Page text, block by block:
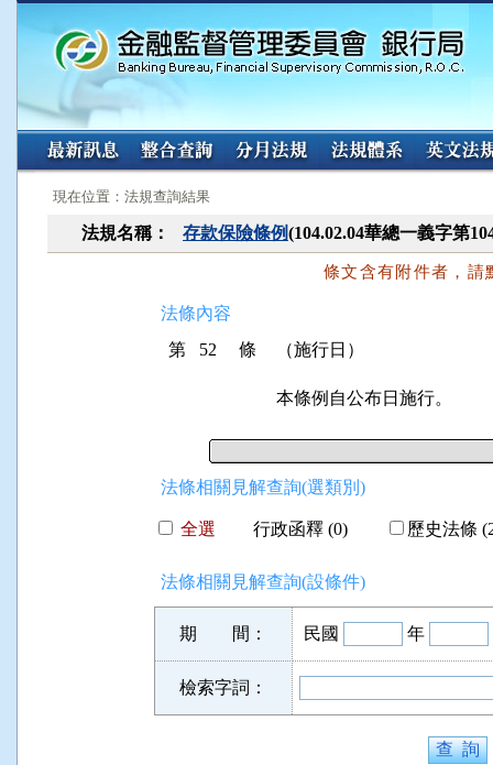
:::
現在位置：法規查詢結果
法規名稱： 存款保險條例(104.02.04華總一義字第
條文含有附件者，請
法條內容
第 52 條
（施行日）
本條例自公布日施行。
法條相關見解查詢(選類別)
全選 行政函釋 (0) 歷史法條
法條相關見解查詢(設條件)
期 間： 民國 年
檢索字詞：